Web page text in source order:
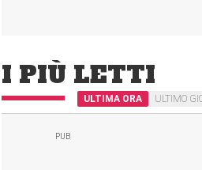
I PIÙ LETTI
ULTIMA ORA ULTIMO